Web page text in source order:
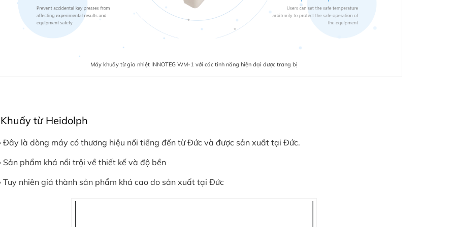
Máy khuấy từ gia nhiệt INNOTEG WM-1 với các tinh năng hiện đại được trang bị
từ Heidolph
Đây là dòng máy có thương hiệu nổi tiếng đến từ Đức và được sản xuất tại Đức.
Sản phẩm khá nổi trội về thiết kế và độ bền
Tuy nhiên giá thành sản phẩm khá cao do sản xuất tại Đức